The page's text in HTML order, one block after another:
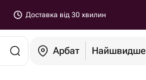
Доставка від 30 хвилин
Арбат Найшвидше